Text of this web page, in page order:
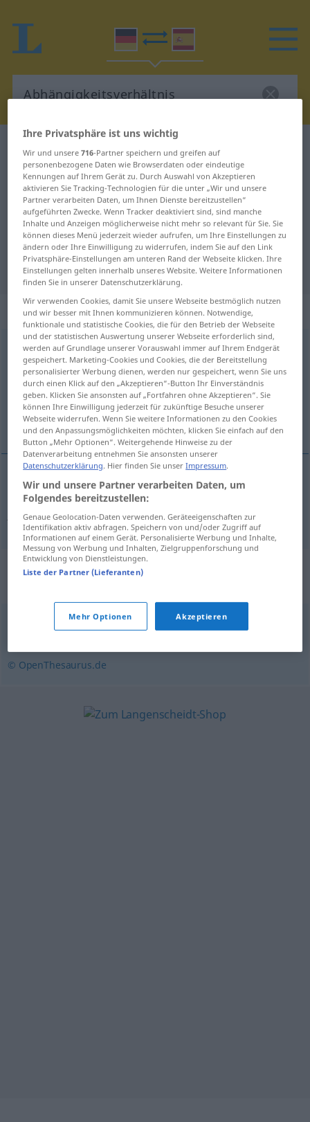
Abhängigkeitsverhältnis
Deutsch-Spanisch Übersetzung für
"Abhängigkeitsverhältnis"
"Abhängigkeitsverhältnis" Spanisch
Übersetzung
„Abhängigkeitsverhältnis“: Neutrum
Abhängigkeitsverhältnisn
Übersicht aller Übersetzungen
(Für mehr Details die Übersetzung anklicken/antippen)
relación de dependencia
relaciónfdedependencia
Abhängigkeitsverhältnis
Synonyme für
Abhängigkeit,Bedingtheit
© OpenThesaurus.de
Ihre Privatsphäre ist uns wichtig
Wir und unsere716-Partner speichern und greifen auf
personenbezogene Daten wie Browserdaten oder eindeutige
Kennungen auf Ihrem Gerät zu. Durch Auswahl von Akzeptieren
aktivieren Sie Tracking-Technologien für die unter „Wir und unsere
Partner verarbeiten Daten, um Ihnen Dienste bereitzustellen“
aufgeführten Zwecke. Wenn Tracker deaktiviert sind, sind manche
Inhalte und Anzeigen möglicherweise nicht mehr so relevant für Sie. Sie
können dieses Menü jederzeit wieder aufrufen, um Ihre Einstellungen zu
ändern oder Ihre Einwilligung zu widerrufen, indem Sie auf den Link
Privatsphäre-Einstellungen am unteren Rand der Webseite klicken. Ihre
Einstellungen gelten innerhalb unseres Website. Weitere Informationen
finden Sie in unserer Datenschutzerklärung.
Wir verwenden Cookies, damit Sie unsere Webseite bestmöglich nutzen
und wir besser mit Ihnen kommunizieren können. Notwendige,
funktionale und statistische Cookies, die für den Betrieb der Webseite
und der statistischen Auswertung unserer Webseite erforderlich sind,
werden auf Grundlage unserer Vorauswahl immer auf Ihrem Endgerät
gespeichert. Marketing-Cookies und Cookies, die der Bereitstellung
personalisierter Werbung dienen, werden nur gespeichert, wenn Sie uns
durch einen Klick auf den „Akzeptieren“-Button Ihr Einverständnis
geben. Klicken Sie ansonsten auf „Fortfahren ohne Akzeptieren“. Sie
können Ihre Einwilligung jederzeit für zukünftige Besuche unserer
Webseite widerrufen. Wenn Sie weitere Informationen zu den Cookies
und den Anpassungsmöglichkeiten möchten, klicken Sie einfach auf den
Button „Mehr Optionen“. Weitergehende Hinweise zu der
Datenverarbeitung entnehmen Sie ansonsten unserer
Datenschutzerklärung. Hier finden Sie unserImpressum.
Wir und unsere Partner verarbeiten Daten, um
Folgendes bereitzustellen:
Genaue Geolocation-Daten verwenden. Geräteeigenschaften zur
Identifikation aktiv abfragen. Speichern von und/oder Zugriff auf
Informationen auf einem Gerät. Personalisierte Werbung und Inhalte,
Messung von Werbung und Inhalten, Zielgruppenforschung und
Entwicklung von Dienstleistungen.
Liste der Partner (Lieferanten)
Mehr Optionen Akzeptieren